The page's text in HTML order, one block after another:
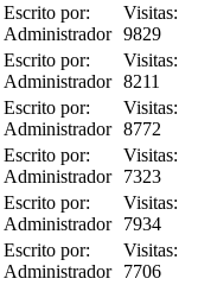
Escrito por:
Administrador
Visitas:
9829
Escrito por:
Administrador
Visitas:
8211
Escrito por:
Administrador
Visitas:
8772
Escrito por:
Administrador
Visitas:
7323
Escrito por:
Administrador
Visitas:
7934
Escrito por:
Administrador
Visitas:
7706